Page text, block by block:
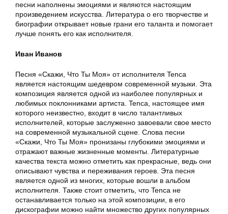
песни наполнены эмоциями и являются настоящим
произведением искусства. Литература о его творчестве и
биографии открывает новые грани его таланта и помогает
лучше понять его как исполнителя.
Иван Иванов
Песня «Скажи, Что Ты Моя» от исполнителя Tenca
является настоящим шедевром современной музыки. Эта
композиция является одной из наиболее популярных и
любимых поклонниками артиста. Tenca, настоящее имя
которого неизвестно, входит в число талантливых
исполнителей, которые заслуженно завоевали свое место
на современной музыкальной сцене. Слова песни
«Скажи, Что Ты Моя» пронизаны глубокими эмоциями и
отражают важные жизненные моменты. Литературные
качества текста можно отметить как прекрасные, ведь они
описывают чувства и переживания героев. Эта песня
является одной из многих, которые вошли в альбом
исполнителя. Также стоит отметить, что Tenca не
останавливается только на этой композиции, в его
дискографии можно найти множество других популярных